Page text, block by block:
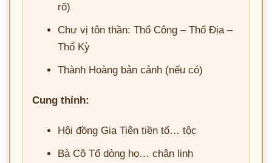
rõ)
Chư vị tôn thần: Thổ Công – Thổ Địa –
Thổ Kỳ
Thành Hoàng bản cảnh (nếu có)
Cung thỉnh:
Hội đồng Gia Tiên tiền tổ… tộc
Bà Cô Tổ dòng họ… chân linh